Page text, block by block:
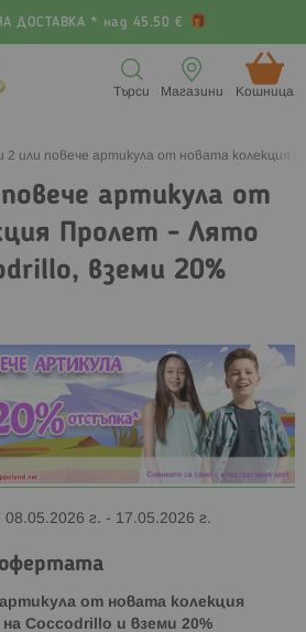
ДОСТАВКА * над 45.50 €
Кошница (
Магазини
Търси
2 или повече артикула от новата колекция
артикула от
Пролет - Лято
вземи 20%
08.05.2026 г. - 17.05.2026 г.
от новата колекция
Coccodrillo и вземи 20%